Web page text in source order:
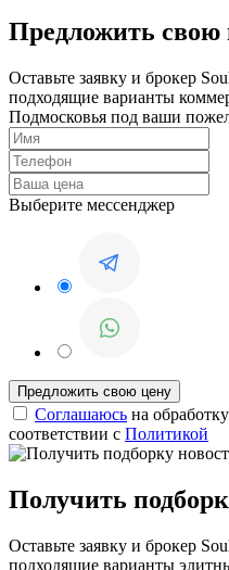
Предложить свою
Оставьте заявку и брокер
подходящие варианты
Подмосковья под ваши
Выберите мессенджер
Соглашаюсь на
соответствии с Политикой
Получить
Оставьте заявку и брокер
подходящие варианты